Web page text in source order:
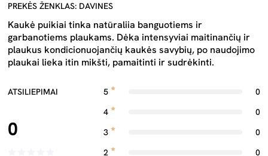
PREKĖS ŽENKLAS: DAVINES
Kaukė puikiai tinka natūraliia banguotiems ir
garbanotiems plaukams. Dėka intensyviai maitinančių ir
plaukus kondicionuojančių kaukės savybių, po naudojimo
plaukai lieka itin mikšti, pamaitinti ir sudrėkinti.
ATSILIEPIMAI
0
5
0
4
0
3
0
2
0